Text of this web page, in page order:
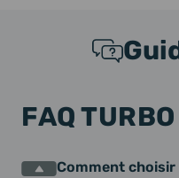
FAQ TURBO
Comment